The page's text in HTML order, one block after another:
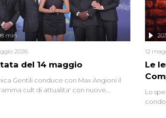
non avere fine.
del 14 maggio
min
2026
Gentili conduce con Max Angioni il
cult di attualita' con nuove
Le
12
Lo